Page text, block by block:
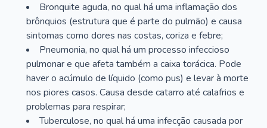
Bronquite aguda, no qual há uma inflamação dos
brônquios (estrutura que é parte do pulmão) e causa
sintomas como dores nas costas, coriza e febre;
Pneumonia, no qual há um processo infeccioso
pulmonar e que afeta também a caixa torácica. Pode
haver o acúmulo de líquido (como pus) e levar à morte
nos piores casos. Causa desde catarro até calafrios e
problemas para respirar;
Tuberculose, no qual há uma infecção causada por